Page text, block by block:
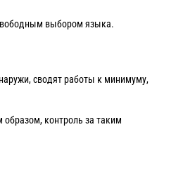
выбором языка.
сводят работы к минимуму,
контроль за таким